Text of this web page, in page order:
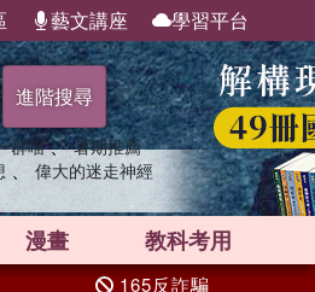
藝文講座 學習平台
進階搜尋
群喵 、 暑期推薦
、 偉大的迷走神經
漫畫 教科考用
165反詐騙